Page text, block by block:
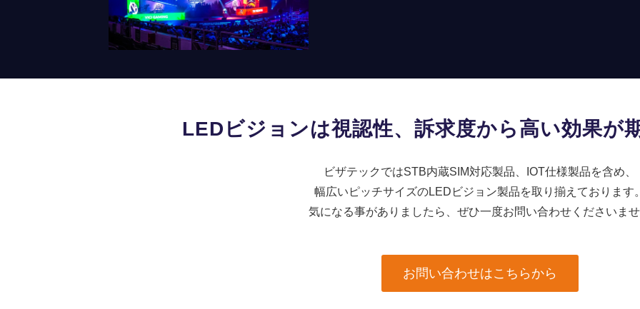
LEDビジョンは視認性、訴求度から高い効果が
ビザテックではSTB内蔵SIM対応製品、IOT仕様製品を含め、
幅広いピッチサイズのLEDビジョン製品を取り揃えております。
気になる事がありましたら、ぜひ一度お問い合わせくださいませ
お問い合わせはこちらから